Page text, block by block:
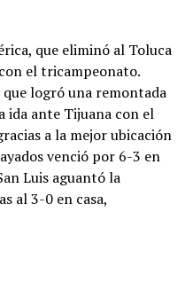
que eliminó al Toluca
el tricampeonato.
que logró una remontada
ida ante Tijuana con el
a la mejor ubicación
venció por 6-3 en
Luis aguantó la
al 3-0 en casa,